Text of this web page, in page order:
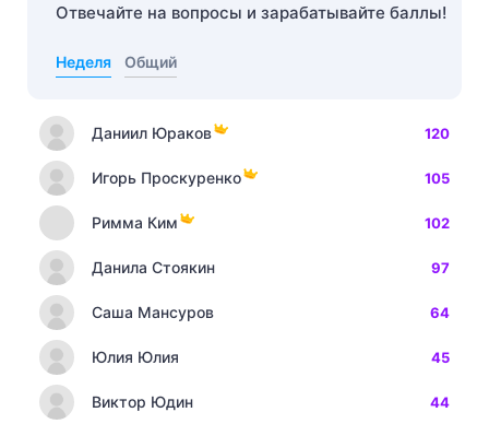
Отвечайте на вопросы и зарабатывайте баллы!
Неделя Общий
Даниил Юраков 120
Игорь Проскуренко 105
Римма Ким 102
Данила Стоякин 97
Саша Мансуров 64
Юлия Юлия 45
Виктор Юдин 44